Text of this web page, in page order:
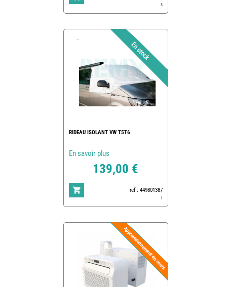
3
RIDEAU ISOLANT VW T5T6
En savoir plus
139,00 €
ref : 449801387
1